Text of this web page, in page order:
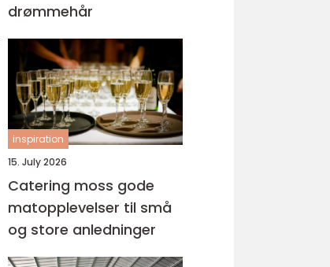
drømmehår
inspiration
15. July 2026
Catering moss gode
matopplevelser til små
og store anledninger